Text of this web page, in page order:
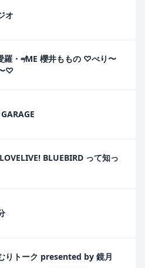
オ
羅・≠ME 櫻井ももの ♡べり〜
♡
BLUEBIRD って知っ
りトーク presented by 鏡月